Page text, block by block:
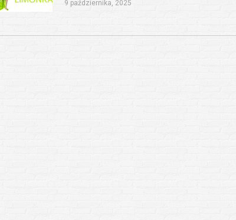
9 października, 2025